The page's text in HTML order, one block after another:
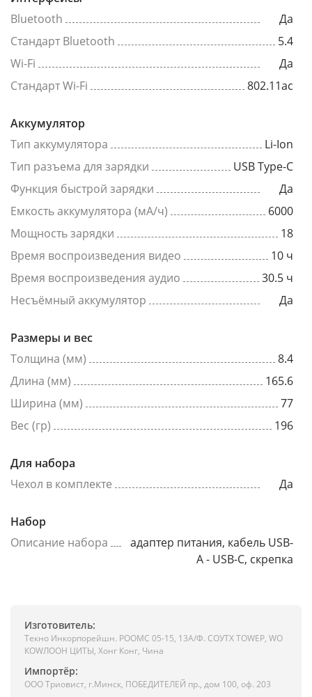
Bluetooth
Да
Стандарт Bluetooth
5.4
Wi-Fi
Да
Стандарт Wi-Fi
802.11ac
Аккумулятор
Тип аккумулятора
Li-Ion
Тип разъема для зарядки
USB Type-C
Функция быстрой зарядки
Да
Емкость аккумулятора (мА/ч)
6000
Мощность зарядки
18
Время воспроизведения видео
10 ч
Время воспроизведения аудио
30.5 ч
Несъёмный аккумулятор
Да
Размеры и вес
Толщина (мм)
8.4
Длина (мм)
165.6
Ширина (мм)
77
Вес (гр)
196
Для набора
Чехол в комплекте
Да
Набор
Описание набора
адаптер питания, кабель USB-
A - USB-C, скрепка
Изготовитель:
Текно Инкорпорейшн. РООМС 05-15, 13А/Ф. СОУТХ ТОWЕР, WО
КОWЛООН ЦИТЫ, Хонг Конг, Чина
Импортёр:
ООО Триовист, г.Минск, ПОБЕДИТЕЛЕЙ пр., дом 100, оф. 203